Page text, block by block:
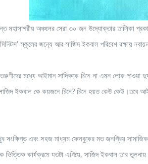
মহাসাগরীয় অঞ্চলের সেরা ৩০ জন উদ্যোক্তার তালিকা
স্কুলের জন্যে আর সাজিদ ইকবাল পরিবেশ রক্ষায়
তরুণীদের মধ্যে আইমান সাদিককে চিনে না এমন লোক পাওয়া
ইকবাল কে কয়জনে চিনে? চিনে হয়ত কেউ কেউ।তবে
খুব সংক্ষিপ্ত এবং সহজ মাধ্যম ফেসবুকের মত জনপ্রিয়
কার্যক্রমে যতটা এগিয়ে, সাজিদ ইকবাল তার